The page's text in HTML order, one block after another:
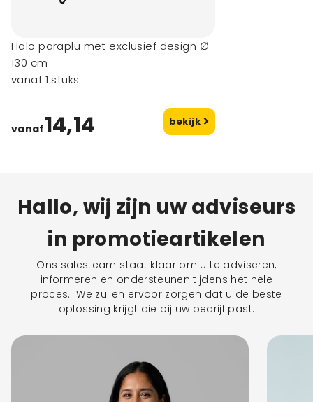
Halo paraplu met exclusief design ∅
130 cm
vanaf 1 stuks
vanaf14,14 bekijk
Hallo, wij zijn uw adviseurs
in promotieartikelen
Ons salesteam staat klaar om u te adviseren,
informeren en ondersteunen tijdens het hele
proces. We zullen ervoor zorgen dat u de beste
oplossing krijgt die bij uw bedrijf past.